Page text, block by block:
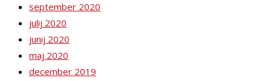
september 2020
julij 2020
junij 2020
maj 2020
december 2019